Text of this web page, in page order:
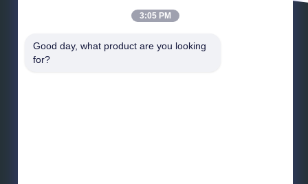
3:05 PM
Good day, what product are you looking
for?